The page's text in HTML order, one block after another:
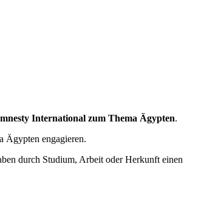
International zum Thema Ägypten.
Ägypten engagieren.
durch Studium, Arbeit oder Herkunft einen